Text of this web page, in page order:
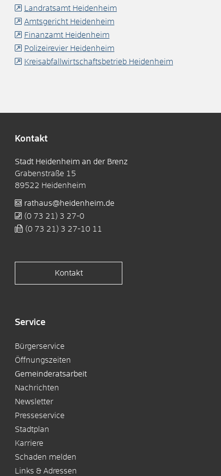
Landratsamt Heidenheim
Amtsgericht Heidenheim
Finanzamt Heidenheim
Polizeirevier Heidenheim
Kreisabfallwirtschaftsbetrieb Heidenheim
Kontakt
Stadt Heidenheim an der Brenz
Grabenstraße 15
89522 Heidenheim
rathaus@heidenheim.de
(0 73 21) 3 27-0
(0 73 21) 3 27-10 11
Kontakt
Service
Bürgerservice
Öffnungszeiten
Gemeinderatsarbeit
Nachrichten
Newsletter
Presseservice
Stadtplan
Karriere
Schaden melden
Links & Adressen